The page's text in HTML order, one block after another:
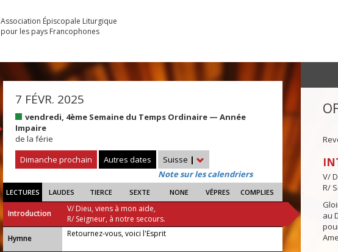
Association Épiscopale Liturgique
pour les pays Francophones
7 FÉVR. 2025
vendredi, 4ème Semaine du Temps Ordinaire — Année
Impaire
de la férie
Dimanche prochain
Autres dates Suisse |
Note sur les calendriers
LECTURES LAUDES TIERCE SEXTE NONE VÊPRES COMPLIES
Introduction
V/ Dieu, viens à mon aide,
R/ Seigneur, à notre secours.
...
Hymne Retournez-vous, voici l'Esprit
V/
R/
au